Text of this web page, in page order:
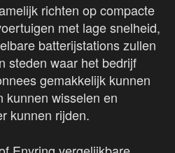
richten op compacte
met lage snelheid,
batterijstations zullen
steden waar het bedrijf
gemakkelijk kunnen
kunnen wisselen en
kunnen rijden.